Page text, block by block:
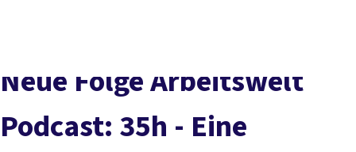
Politik vor Ort
Neue Folge Arbeitswelt
Podcast: 35h - Eine